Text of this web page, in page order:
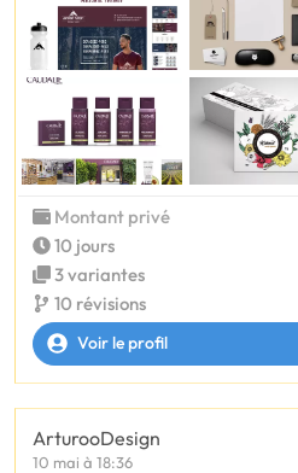
Montant privé
10 jours
3 variantes
10 révisions
Voir le profil
ArturooDesign
10 mai à 18:36